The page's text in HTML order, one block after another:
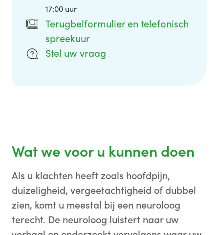
17:00 uur
Terugbelformulier en telefonisch
spreekuur
Stel uw vraag
Wat we voor u kunnen doen
Als u klachten heeft zoals hoofdpijn,
duizeligheid, vergeetachtigheid of dubbel
zien, komt u meestal bij een neuroloog
terecht. De neuroloog luistert naar uw